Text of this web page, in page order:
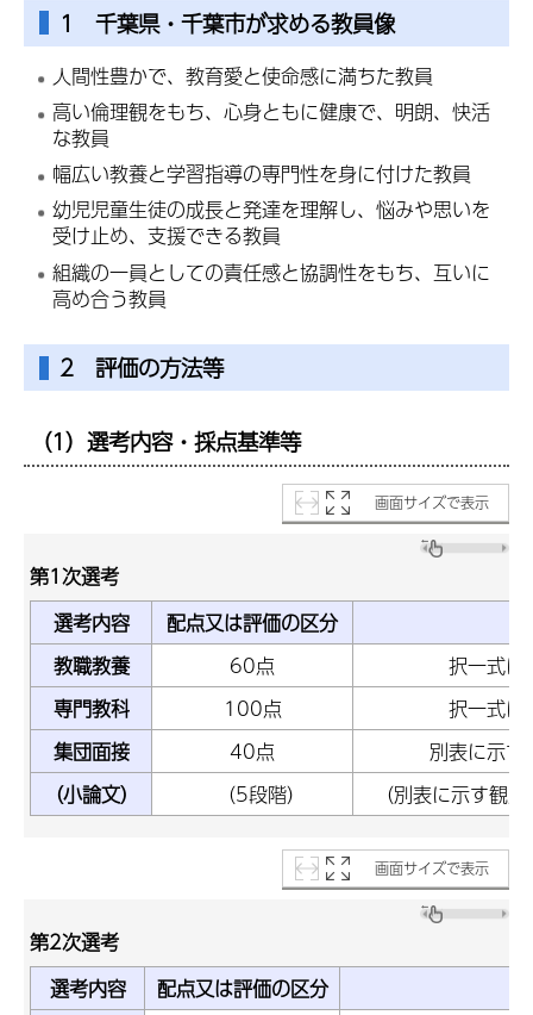
1 千葉県・千葉市が求める教員像
人間性豊かで、教育愛と使命感に満ちた教員
高い倫理観をもち、心身ともに健康で、明朗、快活
な教員
幅広い教養と学習指導の専門性を身に付けた教員
幼児児童生徒の成長と発達を理解し、悩みや思いを
受け止め、支援できる教員
組織の一員としての責任感と協調性をもち、互いに
高め合う教員
2 評価の方法等
（1）選考内容・採点基準等
画面サイズで表示
第1次選考
選考内容
配点又は評価の区分
教職教養
60点
択一式に
専門教科
100点
択一式に
集団面接
40点
別表に示す
（小論文）
（5段階） （別表に示す観
画面サイズで表示
第2次選考
選考内容
配点又は評価の区分